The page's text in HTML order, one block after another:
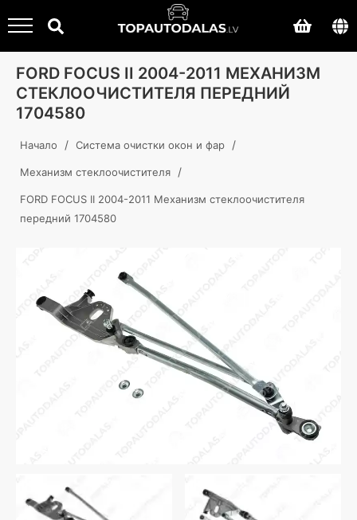
FORD FOCUS II 2004-2011 МЕХАНИЗМ
СТЕКЛООЧИСТИТЕЛЯ ПЕРЕДНИЙ
1704580
Начало / Система очистки окон и фар /
Механизм стеклоочистителя /
FORD FOCUS II 2004-2011 Механизм стеклоочистителя
передний 1704580